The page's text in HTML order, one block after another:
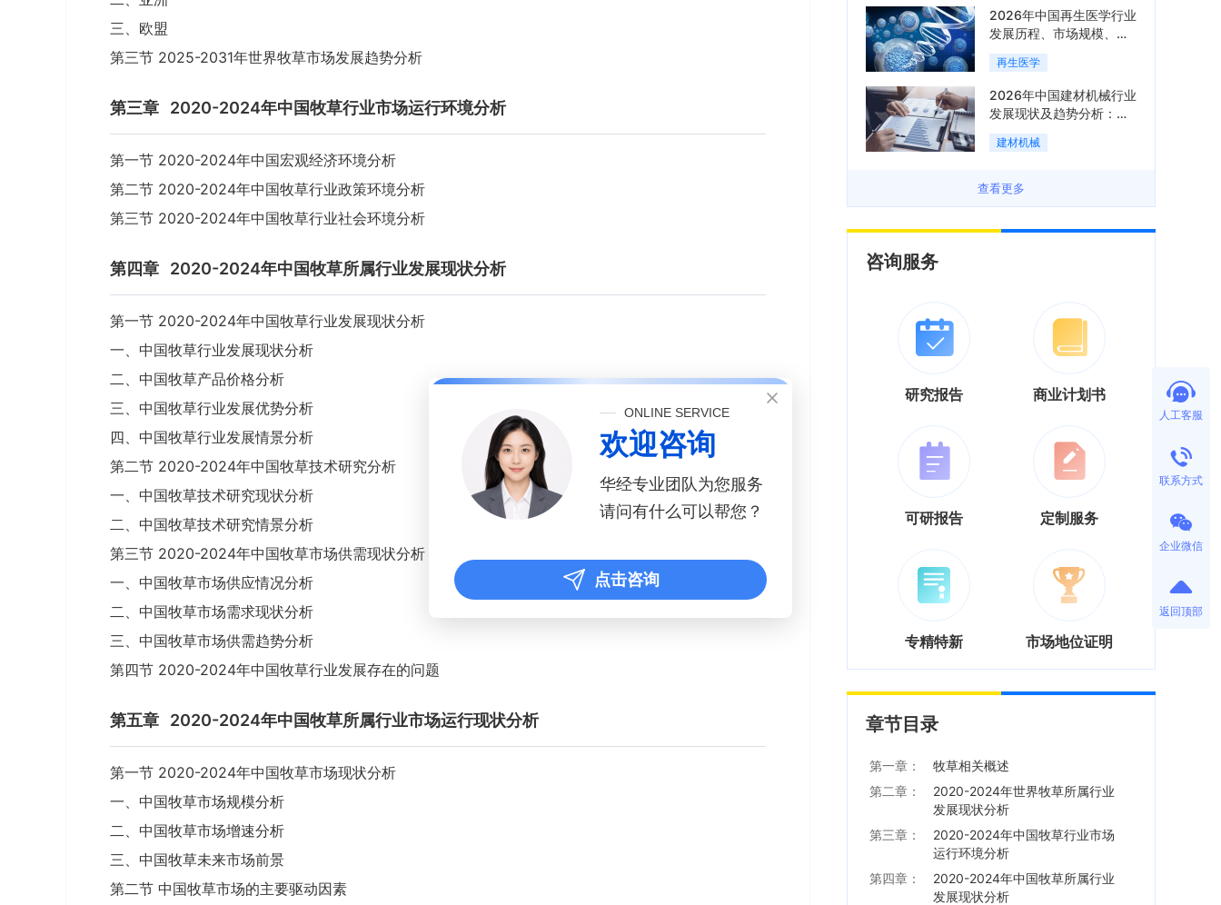
三、欧盟
第三节 2025-2031年世界牧草市场发展趋势分析
第三章 2020-2024年中国牧草行业市场运行环境分析
第一节 2020-2024年中国宏观经济环境分析
第二节 2020-2024年中国牧草行业政策环境分析
第三节 2020-2024年中国牧草行业社会环境分析
第四章 2020-2024年中国牧草所属行业发展现状分析
第一节 2020-2024年中国牧草行业发展现状分析
一、中国牧草行业发展现状分析
二、中国牧草产品价格分析
三、中国牧草行业发展优势分析
四、中国牧草行业发展情景分析
第二节 2020-2024年中国牧草技术研究分析
一、中国牧草技术研究现状分析
二、中国牧草技术研究情景分析
第三节 2020-2024年中国牧草市场供需现状分析
一、中国牧草市场供应情况分析
二、中国牧草市场需求现状分析
三、中国牧草市场供需趋势分析
第四节 2020-2024年中国牧草行业发展存在的问题
第五章 2020-2024年中国牧草所属行业市场运行现状分析
第一节 2020-2024年中国牧草市场现状分析
一、中国牧草市场规模分析
二、中国牧草市场增速分析
三、中国牧草未来市场前景
第二节 中国牧草市场的主要驱动因素
2026年中国再生医学行业
发展历程、市场规模、相
关政策、产业链、竞争格
局及发展潜力分析「图」
再生医学
2026年中国建材机械行业
发展现状及趋势分析：企
业加速向“装备+系统+服
务”综合服务商转型「图」
建材机械
查看更多
咨询服务
研究报告 商业计划书
可研报告 定制服务
专精特新 市场地位证明
章节目录
第一章：
牧草相关概述
第二章：
2020-2024年世界牧草所属行业
发展现状分析
第三章：
2020-2024年中国牧草行业市场
运行环境分析
第四章：
2020-2024年中国牧草所属行业
发展现状分析
人工客服
联系方式
企业微信
返回顶部
ONLINE SERVICE
欢迎咨询
华经专业团队为您服务
请问有什么可以帮您？
点击咨询